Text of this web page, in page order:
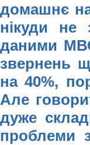
домашнє
нікуди
даними
звернень
на 40%,
Але
дуже
проблеми